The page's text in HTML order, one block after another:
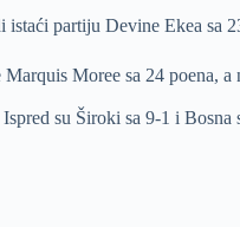
partiju Devine Ekea sa
Moree sa 24 poena,
su Široki sa 9-1 i Bosna